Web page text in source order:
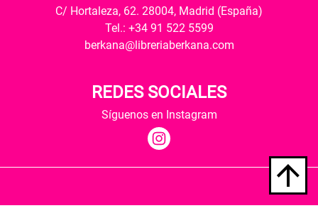
C/ Hortaleza, 62. 28004, Madrid (España)
Tel.: +34 91 522 5599
berkana@libreriaberkana.com
REDES SOCIALES
Síguenos en Instagram